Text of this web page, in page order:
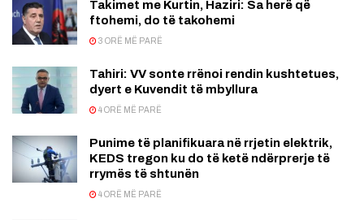
Takimet me Kurtin, Haziri: Sa herë që
ftohemi, do të takohemi
3 ORË MË PARË
Tahiri: VV sonte rrënoi rendin kushtetues,
dyert e Kuvendit të mbyllura
4 ORË MË PARË
Punime të planifikuara në rrjetin elektrik,
KEDS tregon ku do të ketë ndërprerje të
rrymës të shtunën
4 ORË MË PARË